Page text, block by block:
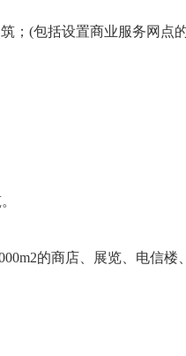
(包括设置商业服务网点
的商店、展览、电信楼